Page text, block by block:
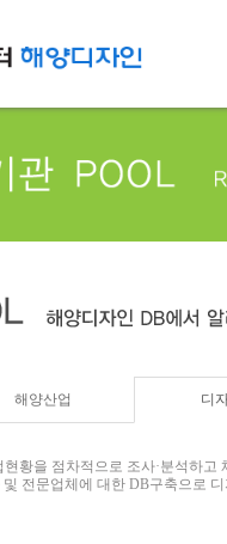
해양산업 디
황을 점차적으로 조사·분석하
전문업체에 대한 DB구축으로